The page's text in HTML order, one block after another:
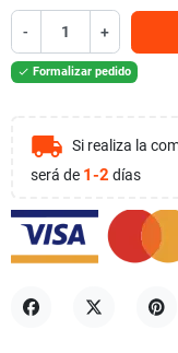
- +
 Formalizar pedido
local_shipping Si realiza la
será de 1-2 días